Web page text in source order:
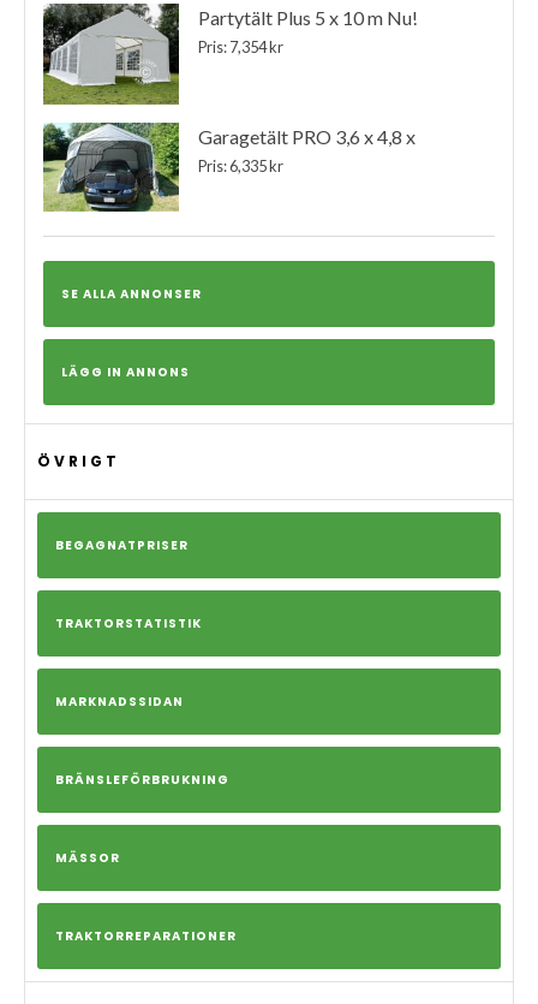
Partytält Plus 5 x 10 m Nu!
Pris: 7,354 kr
Garagetält PRO 3,6 x 4,8 x
Pris: 6,335 kr
SE ALLA ANNONSER
LÄGG IN ANNONS
ÖVRIGT
BEGAGNATPRISER
TRAKTORSTATISTIK
MARKNADSSIDAN
BRÄNSLEFÖRBRUKNING
MÄSSOR
TRAKTORREPARATIONER